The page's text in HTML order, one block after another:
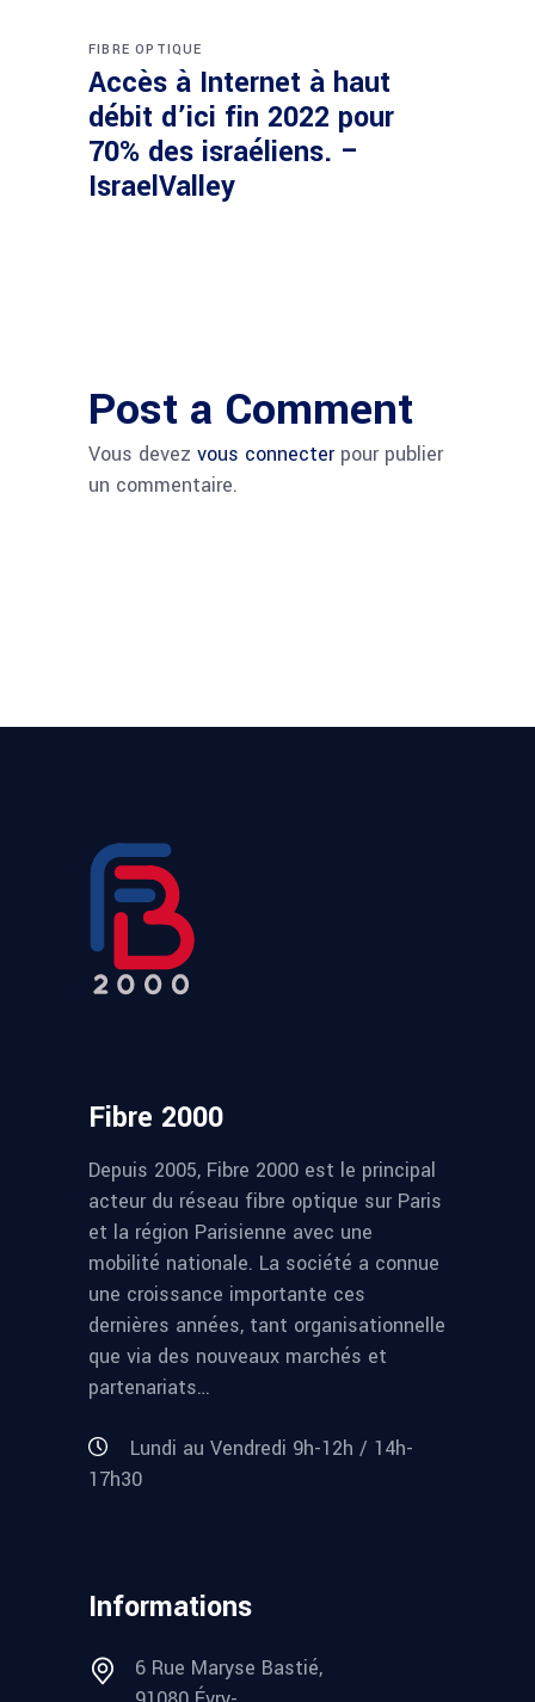
FIBRE OPTIQUE
Accès à Internet à haut
débit d’ici fin 2022 pour
70% des israéliens. –
IsraelValley
Post a Comment
Vous devez vous connecterpour publier
un commentaire.
Fibre 2000
Depuis 2005, Fibre 2000 est le principal
acteur du réseau fibre optique sur Paris
et la région Parisienne avec une
mobilité nationale. La société a connue
une croissance importante ces
dernières années, tant organisationnelle
que via des nouveaux marchés et
partenariats…
Lundi au Vendredi 9h-12h / 14h-
17h30
Informations
6 Rue Maryse Bastié,